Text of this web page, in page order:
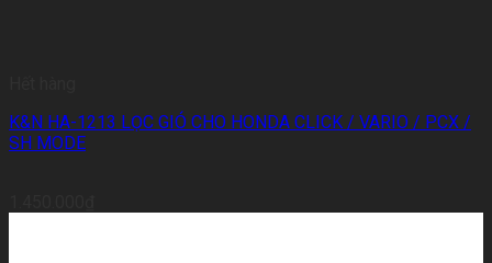
K&N HA-1213 LỌC GIÓ CHO HONDA CLICK / VARIO / PCX /
SH MODE